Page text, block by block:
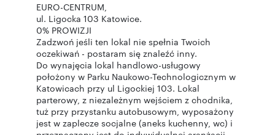
EURO-CENTRUM,
ul. Ligocka 103 Katowice.
0% PROWIZJI
Zadzwoń jeśli ten lokal nie spełnia Twoich
oczekiwań - postaram się znaleźć inny.
Do wynajęcia lokal handlowo-usługowy
położony w Parku Naukowo-Technologicznym w
Katowicach przy ul Ligockiej 103. Lokal
parterowy, z niezależnym wejściem z chodnika,
tuż przy przystanku autobusowym, wyposażony
jest w zaplecze socjalne (aneks kuchenny, wc) i